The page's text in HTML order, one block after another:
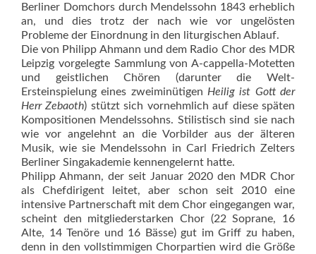
Berliner Domchors durch Mendelssohn 1843 erheblich
an, und dies trotz der nach wie vor ungelösten
Probleme der Einordnung in den liturgischen Ablauf.
Die von Philipp Ahmann und dem Radio Chor des MDR
Leipzig vorgelegte Sammlung von A-cappella-Motetten
und geistlichen Chören (darunter die Welt-
Ersteinspielung eines zweiminütigen Heilig ist Gott der
Herr Zebaoth) stützt sich vornehmlich auf diese späten
Kompositionen Mendelssohns. Stilistisch sind sie nach
wie vor angelehnt an die Vorbilder aus der älteren
Musik, wie sie Mendelssohn in Carl Friedrich Zelters
Berliner Singakademie kennengelernt hatte.
Philipp Ahmann, der seit Januar 2020 den MDR Chor
als Chefdirigent leitet, aber schon seit 2010 eine
intensive Partnerschaft mit dem Chor eingegangen war,
scheint den mitgliederstarken Chor (22 Soprane, 16
Alte, 14 Tenöre und 16 Bässe) gut im Griff zu haben,
denn in den vollstimmigen Chorpartien wird die Größe